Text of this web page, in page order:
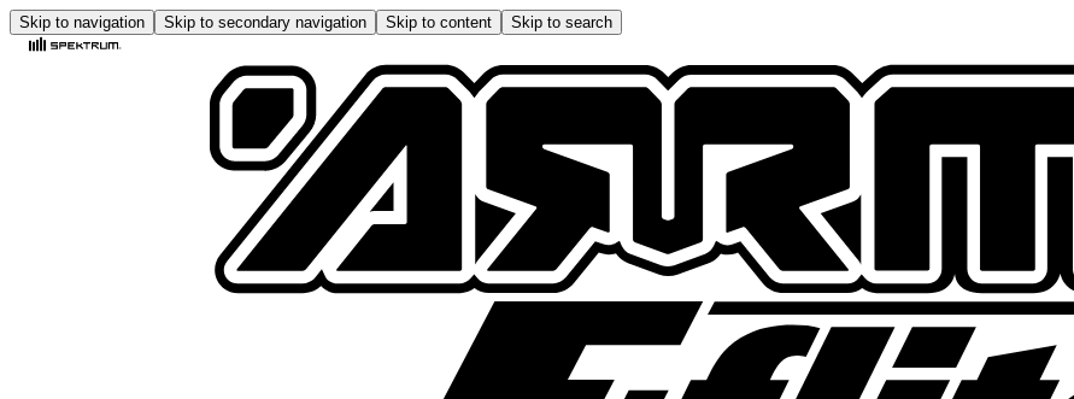
Skip to navigation Skip to secondary navigation Skip to content Skip to search